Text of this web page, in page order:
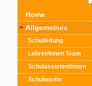
Home
Allgemeines
Schulleitung
Lehrer/innen Team
Schulassistentinnen
Schulwartin